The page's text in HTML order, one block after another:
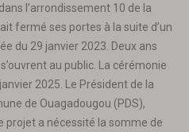
l’arrondissement 10 de la
fermé ses portes à la suite d’un
du 29 janvier 2023. Deux ans
au public. La cérémonie
2025. Le Président de la
de Ouagadougou (PDS),
projet a nécessité la somme de